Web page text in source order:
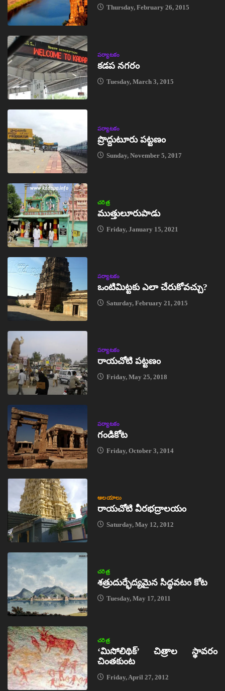
Thursday, February 26, 2015
పర్యాటకం
కడప నగరం
Tuesday, March 3, 2015
పర్యాటకం
ప్రొద్దుటూరు పట్టణం
Sunday, November 5, 2017
చరిత్ర
ముత్తులూరుపాడు
Friday, January 15, 2021
పర్యాటకం
ఒంటిమిట్టకు ఎలా చేరుకోవచ్చు?
Saturday, February 21, 2015
పర్యాటకం
రాయచోటి పట్టణం
Friday, May 25, 2018
పర్యాటకం
గండికోట
Friday, October 3, 2014
ఆలయాలు
రాయచోటి వీరభద్రాలయం
Saturday, May 12, 2012
చరిత్ర
శత్రుదుర్భేద్యమైన సిద్ధవటం కోట
Tuesday, May 17, 2011
చరిత్ర
‘మిసోలిథిక్‌’ చిత్రాల స్థావరం
చింతకుంట
Friday, April 27, 2012